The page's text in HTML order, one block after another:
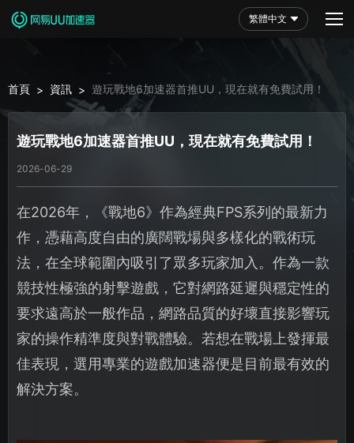
繁體中文
首頁 > 資訊 > 遊玩戰地6加速器首推UU，現在就有免費試用！
遊玩戰地6加速器首推UU，現在就有免費試用！
2026-06-29
在2026年，《戰地6》作為經典FPS系列的最新力
作，憑藉高度自由的廣闊戰場與多樣化的戰術玩
法，在全球範圍內吸引了眾多玩家加入。作為一款
競技性極強的射擊遊戲，它對網路延遲與穩定性的
要求遠高於一般作品，網路品質的好壞直接影響玩
家的操作精準度與對戰體驗。若想在戰場上發揮最
佳表現，選用專業的遊戲加速器便是目前最有效的
解決方案。